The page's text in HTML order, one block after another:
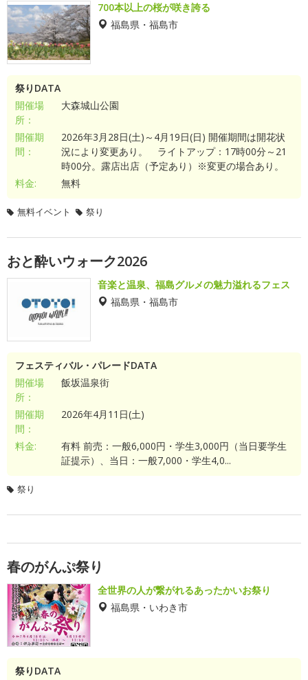
700本以上の桜が咲き誇る
福島県・福島市
祭りDATA
開催場
所：
大森城山公園
開催期
間：
2026年3月28日(土)～4月19日(日) 開催期間は開花状
況により変更あり。 ライトアップ：17時00分～21
時00分。露店出店（予定あり）※変更の場合あり。
料金:
無料
無料イベント 祭り
おと酔いウォーク2026
音楽と温泉、福島グルメの魅力溢れるフェス
福島県・福島市
フェスティバル・パレードDATA
開催場
所：
飯坂温泉街
開催期
間：
2026年4月11日(土)
料金:
有料 前売：一般6,000円・学生3,000円（当日要学生
証提示）、当日：一般7,000・学生4,0...
祭り
春のがんぷ祭り
全世界の人が繋がれるあったかいお祭り
福島県・いわき市
祭りDATA